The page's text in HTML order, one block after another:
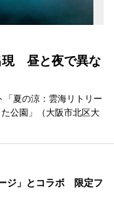
現 昼と夜で異な
「夏の涼：雲海リトリー
公園」（大阪市北区大
ジ」とコラボ 限定フ